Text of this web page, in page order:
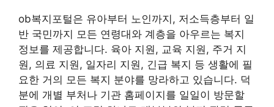
ob복지포털은 유아부터 노인까지, 저소득층부터 일
반 국민까지 모든 연령대와 계층을 아우르는 복지
정보를 제공합니다. 육아 지원, 교육 지원, 주거 지
원, 의료 지원, 일자리 지원, 긴급 복지 등 생활에 필
요한 거의 모든 복지 분야를 망라하고 있습니다. 덕
분에 개별 부처나 기관 홈페이지를 일일이 방문할